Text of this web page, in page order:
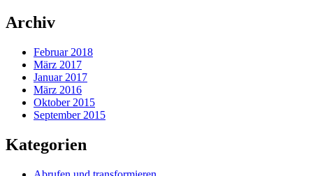
Archiv
Februar 2018
März 2017
Januar 2017
März 2016
Oktober 2015
September 2015
Kategorien